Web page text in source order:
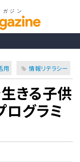
用 情報リテラシー
きる子供
ログラミ